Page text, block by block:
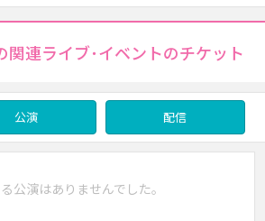
関連ライブ･イベントのチケット
公演 配信
公演はありませんでした。